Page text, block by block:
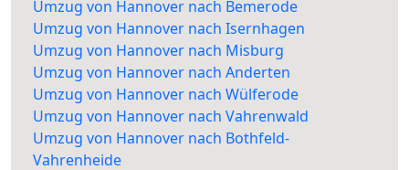
Umzug von Hannover nach Bemerode
Umzug von Hannover nach Isernhagen
Umzug von Hannover nach Misburg
Umzug von Hannover nach Anderten
Umzug von Hannover nach Wülferode
Umzug von Hannover nach Vahrenwald
Umzug von Hannover nach Bothfeld-
Vahrenheide